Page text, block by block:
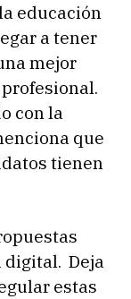
educación
a tener
mejor
con la
que
tienen
digital. Deja
estas